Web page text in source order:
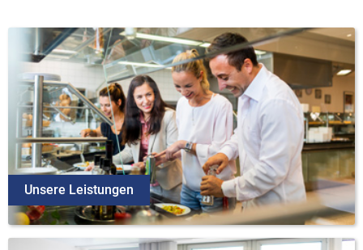
Unsere Leistungen